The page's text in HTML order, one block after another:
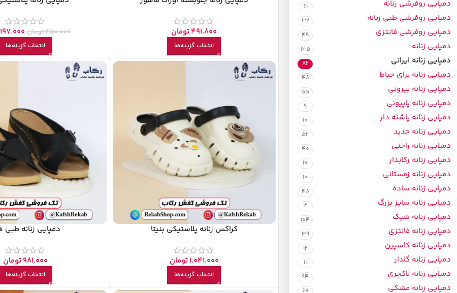
دمپایی روفرشی زنانه 61
دمپایی روفرشی طبی زنانه 32
دمپایی روفرشی فانتزی 49
دمپایی زنانه 145
دمپایی زنانه ایرانی 82
دمپایی زنانه برای حیاط 48
دمپایی زنانه بیرونی 55
دمپایی زنانه پاپیونی 9
دمپایی زنانه پاشنه دار 10
دمپایی زنانه جدید 52
دمپایی زنانه راحتی 40
دمپایی زنانه رکابدار 17
دمپایی زنانه زمستانی 10
دمپایی زنانه ساده 48
دمپایی زنانه سایز بزرگ 3
دمپایی زنانه شیک 104
دمپایی زنانه فانتزی 39
دمپایی زنانه کاسپین 12
دمپایی زنانه گلدار 11
دمپایی زنانه لاکچری 64
دمپایی زنانه مشکی
491.800تومان
انتخاب گزینه‌ها
450.000تومان 197.000
انتخاب گزینه‌ها
کراکس زنانه پلاستیکی بنیتا
1.041.000تومان
انتخاب گزینه‌ها
دمپایی زنانه طبی
981.000تومان
انتخاب گزینه‌ها